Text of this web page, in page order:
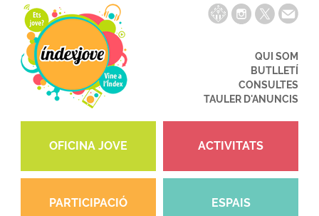
QUI SOM
BUTLLETÍ
CONSULTES
TAULER D'ANUNCIS
OFICINA JOVE ACTIVITATS
PARTICIPACIÓ ESPAIS